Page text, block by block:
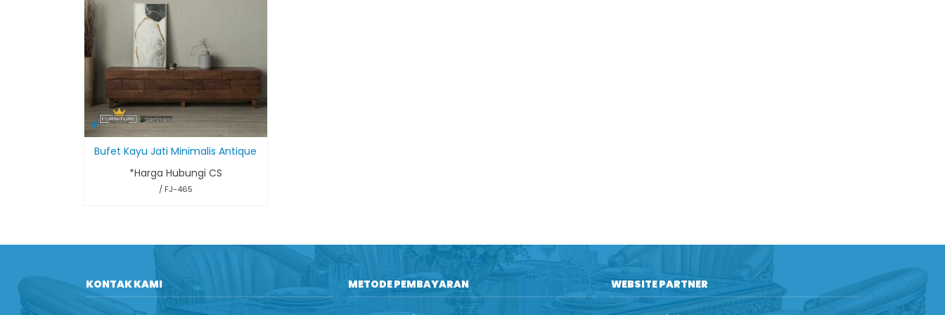
Bufet Kayu Jati Minimalis Antique
*Harga Hubungi CS
/ FJ-465
KONTAK KAMI METODE PEMBAYARAN WEBSITE PARTNER